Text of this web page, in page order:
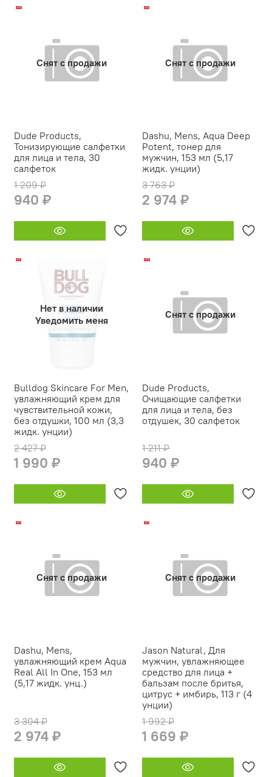
Снят с продажи
-22%
Dude Products,
Тонизирующие салфетки
для лица и тела, 30
салфеток
1 209 ₽
940 ₽
Снят с продажи
-21%
Dashu, Mens, Aqua Deep
Potent, тонер для
мужчин, 153 мл (5,17
жидк. унции)
3 763 ₽
2 974 ₽
Нет в наличии
Уведомить меня
-18%
Bulldog Skincare For Men,
увлажняющий крем для
чувствительной кожи,
без отдушки, 100 мл (3,3
жидк. унции)
2 427 ₽
1 990 ₽
Снят с продажи
-22%
Dude Products,
Очищающие салфетки
для лица и тела, без
отдушек, 30 салфеток
1 211 ₽
940 ₽
Снят с продажи
-10%
Dashu, Mens,
увлажняющий крем Aqua
Real All In One, 153 мл
(5,17 жидк. унц.)
3 304 ₽
2 974 ₽
Снят с продажи
-16%
Jason Natural, Для
мужчин, увлажняющее
средство для лица +
бальзам после бритья,
цитрус + имбирь, 113 г (4
унции)
1 992 ₽
1 669 ₽